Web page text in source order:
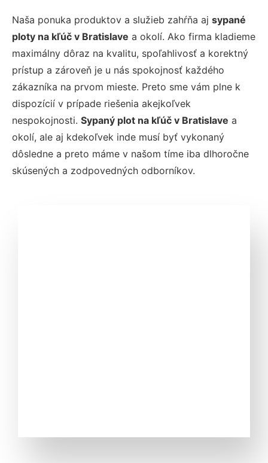
Naša ponuka produktov a služieb zahŕňa aj sypané
ploty na kľúč v Bratislave a okolí. Ako firma kladieme
maximálny dôraz na kvalitu, spoľahlivosť a korektný
prístup a zároveň je u nás spokojnosť každého
zákazníka na prvom mieste. Preto sme vám plne k
dispozícií v prípade riešenia akejkoľvek
nespokojnosti. Sypaný plot na kľúč v Bratislave a
okolí, ale aj kdekoľvek inde musí byť vykonaný
dôsledne a preto máme v našom tíme iba dlhoročne
skúsených a zodpovedných odborníkov.